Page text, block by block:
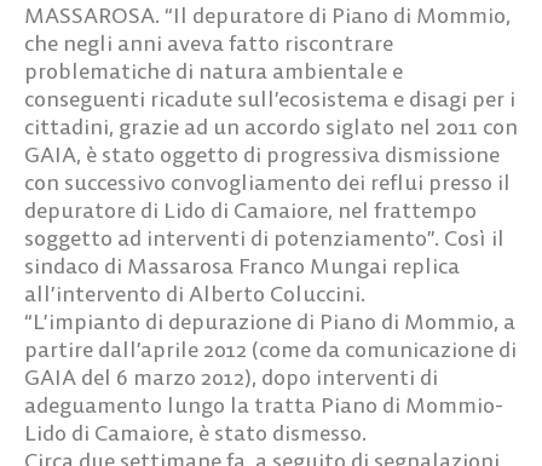
MASSAROSA. “Il depuratore di Piano di Mommio,
che negli anni aveva fatto riscontrare
problematiche di natura ambientale e
conseguenti ricadute sull’ecosistema e disagi per i
cittadini, grazie ad un accordo siglato nel 2011 con
GAIA, è stato oggetto di progressiva dismissione
con successivo convogliamento dei reflui presso il
depuratore di Lido di Camaiore, nel frattempo
soggetto ad interventi di potenziamento”. Così il
sindaco di Massarosa Franco Mungai replica
all’intervento di Alberto Coluccini.
“L’impianto di depurazione di Piano di Mommio, a
partire dall’aprile 2012 (come da comunicazione di
GAIA del 6 marzo 2012), dopo interventi di
adeguamento lungo la tratta Piano di Mommio-
Lido di Camaiore, è stato dismesso.